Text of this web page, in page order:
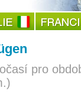
pro